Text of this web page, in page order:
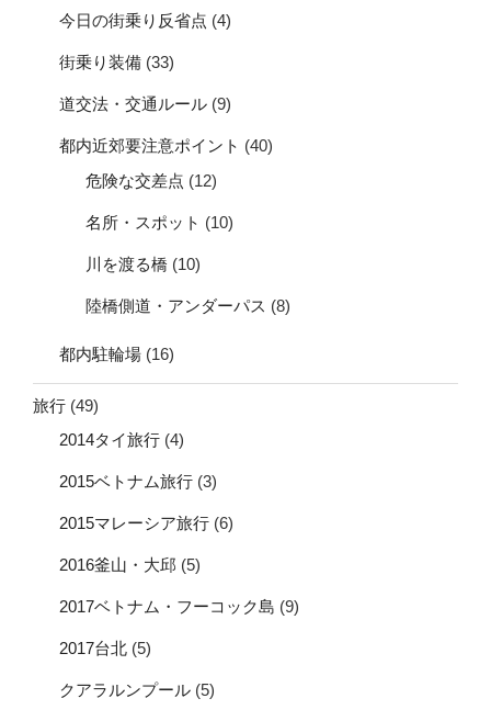
今日の街乗り反省点 (4)
街乗り装備 (33)
道交法・交通ルール (9)
都内近郊要注意ポイント (40)
危険な交差点 (12)
名所・スポット (10)
川を渡る橋 (10)
陸橋側道・アンダーパス (8)
都内駐輪場 (16)
旅行 (49)
2014タイ旅行 (4)
2015ベトナム旅行 (3)
2015マレーシア旅行 (6)
2016釜山・大邱 (5)
2017ベトナム・フーコック島 (9)
2017台北 (5)
クアラルンプール (5)